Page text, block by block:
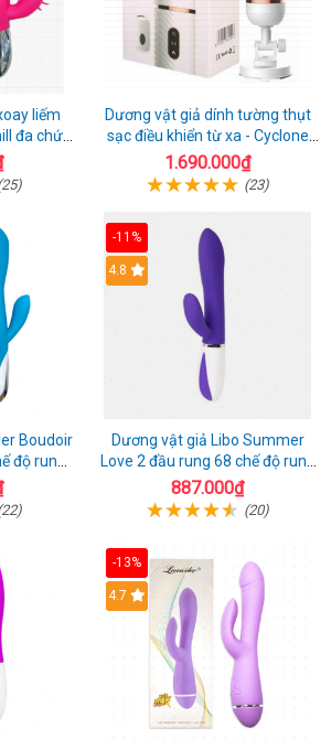
liếm
đa chức
Dương vật giả dính tường thụt
sạc điều khiển từ xa - Cyclone
Fire
1.690.000₫
(23)
Boudoir
độ rung
-11%
4.8
Dương vật giả Libo Summer
Love 2 đầu rung 68 chế độ rung
sạc pin thỏa mãn
887.000₫
(20)
-13%
4.7